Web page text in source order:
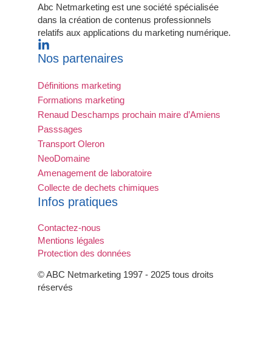
Abc Netmarketing est une société spécialisée
dans la création de contenus professionnels
relatifs aux applications du marketing numérique.
Nos partenaires
Définitions marketing
Formations marketing
Renaud Deschamps prochain maire d’Amiens
Passsages
Transport Oleron
NeoDomaine
Amenagement de laboratoire
Collecte de dechets chimiques
Infos pratiques
Contactez-nous
Mentions légales
Protection des données
© ABC Netmarketing 1997 - 2025 tous droits
réservés